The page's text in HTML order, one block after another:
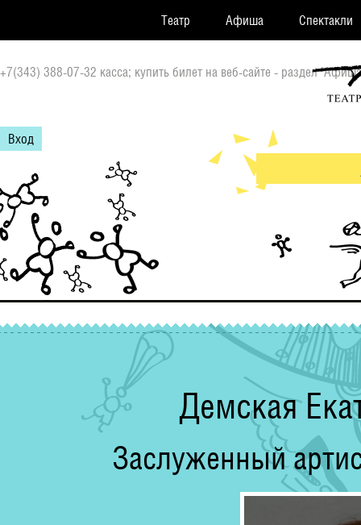
Демская
Заслуженный
Театр Афиша Спектакли
+7(343) 388-07-32 касса; купить билет на веб-сайте - раздел
Вход